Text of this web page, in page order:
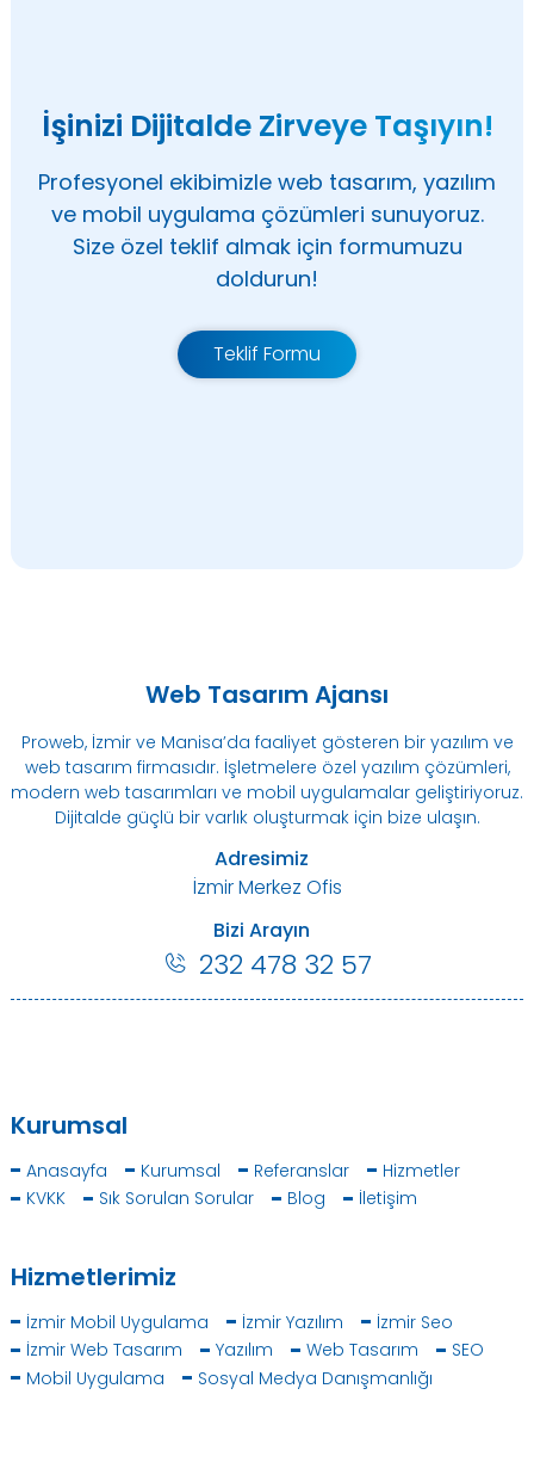
İşinizi Dijitalde Zirveye Taşıyın!
Profesyonel ekibimizle web tasarım, yazılım
ve mobil uygulama çözümleri sunuyoruz.
Size özel teklif almak için formumuzu
doldurun!
Teklif Formu
Kurumsal
Anasayfa Kurumsal Referanslar
Hizmetler
KVKK
Sık Sorulan Sorular Blog İletişim
Hizmetlerimiz
İzmir Mobil Uygulama İzmir Yazılım
İzmir Seo
İzmir Web Tasarım
Yazılım Web Tasarım
SEO
Mobil Uygulama
Sosyal Medya Danışmanlığı
Web Tasarım Ajansı
Proweb, İzmir ve Manisa’da faaliyet gösteren bir yazılım ve
web tasarım firmasıdır. İşletmelere özel yazılım çözümleri,
modern web tasarımları ve mobil uygulamalar geliştiriyoruz.
Dijitalde güçlü bir varlık oluşturmak için bize ulaşın.
Adresimiz
İzmir Merkez Ofis
Bizi Arayın
232 478 32 57